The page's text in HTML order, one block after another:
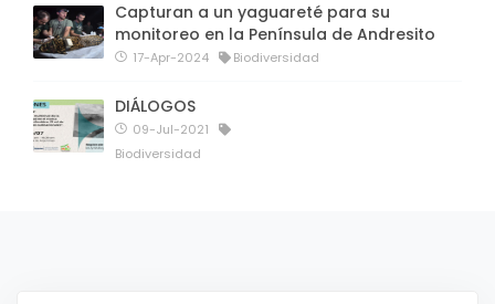
Capturan a un yaguareté para su
monitoreo en la Península de Andresito
17-Apr-2024 Biodiversidad
DIÁLOGOS
09-Jul-2021
Biodiversidad